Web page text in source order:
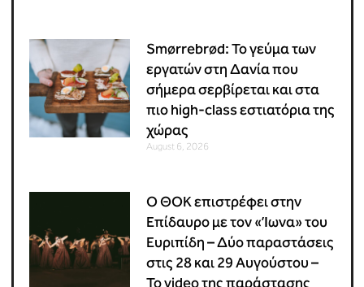
Smørrebrød: Το γεύμα των
εργατών στη Δανία που
σήμερα σερβίρεται και στα
πιο high-class εστιατόρια της
χώρας
August 6, 2026
Ο ΘΟΚ επιστρέφει στην
Επίδαυρο με τον «Ίωνα» του
Ευριπίδη – Δύο παραστάσεις
στις 28 και 29 Αυγούστου –
Το video της παράστασης